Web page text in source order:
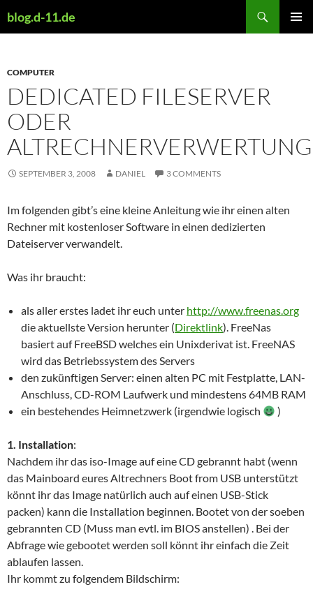
toblog.d-11.de
COMPUTER
DEDICATED FILESERVER
ODER
ALTRECHNERVERWERTUNG
SEPTEMBER 3, 2008 DANIEL 3 COMMENTS
Im folgenden gibt’s eine kleine Anleitung wie ihr einen alten
Rechner mit kostenloser Software in einen dedizierten
Dateiserver verwandelt.
Was ihr braucht:
als aller erstes ladet ihr euch unter http://www.freenas.org
die aktuellste Version herunter (Direktlink). FreeNas
basiert auf FreeBSD welches ein Unixderivat ist. FreeNAS
wird das Betriebssystem des Servers
den zukünftigen Server: einen alten PC mit Festplatte, LAN-
Anschluss, CD-ROM Laufwerk und mindestens 64MB RAM
ein bestehendes Heimnetzwerk (irgendwie logisch
)
1. Installation:
Nachdem ihr das iso-Image auf eine CD gebrannt habt (wenn
das Mainboard eures Altrechners Boot from USB unterstützt
könnt ihr das Image natürlich auch auf einen USB-Stick
packen) kann die Installation beginnen. Bootet von der soeben
gebrannten CD (Muss man evtl. im BIOS anstellen) . Bei der
Abfrage wie gebootet werden soll könnt ihr einfach die Zeit
ablaufen lassen.
Ihr kommt zu folgendem Bildschirm: